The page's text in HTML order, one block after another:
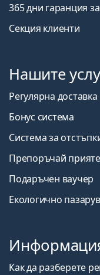
365 дни гаранция
Секция клиенти
Нашите
Регулярна доставка
Бонус система
Система за
Препоръчай
Подаръчен ваучер
Екологично
Как да разберете